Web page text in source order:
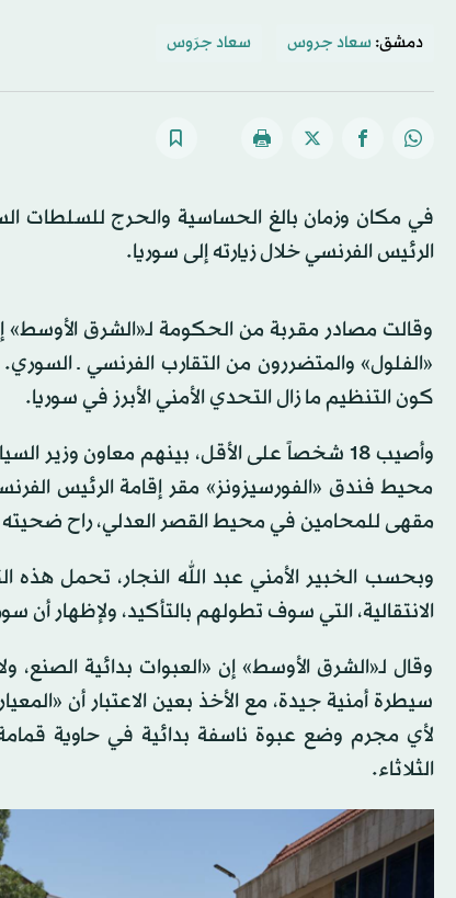
دمشق: سعاد جروس سعاد جرَوس
الرئيس الفرنسي خلال زيارته إلى سوريا.
وقالت مصادر مقربة من الحكومة لـ«الشرق
«الفلول» والمتضررون من التقارب الفرنسي ـ
كون التنظيم ما زال التحدي الأمني الأبرز في سوريا.
محيط فندق «الفورسيزونز» مقر إقامة الرئيس
مقهى للمحامين في محيط القصر العدلي، راح ضحيته 10 مدنيين، وأصيب نحو 20 آخرين.
وبحسب الخبير الأمني عبد الله النجار، تحمل
الانتقالية، التي سوف تطولهم بالتأكيد، ولإظهار أن
وقال لـ«الشرق الأوسط» إن «العبوات بدائية
سيطرة أمنية جيدة، مع الأخذ بعين الاعتبار أن
لأي مجرم وضع عبوة ناسفة بدائية في حاوية
الثلاثاء.